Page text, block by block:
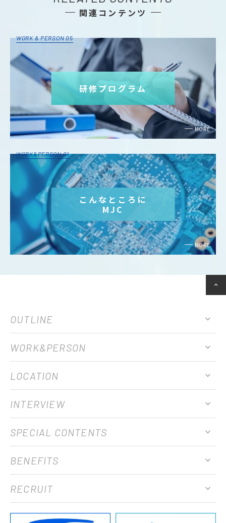
関連コンテンツ
WORK & PERSON 05
研修プログラム
MORE
WORK&PERSON 01
こんなところに
MJC
MORE
OUTLINE
WORK&PERSON
LOCATION
INTERVIEW
SPECIAL CONTENTS
BENEFITS
RECRUIT